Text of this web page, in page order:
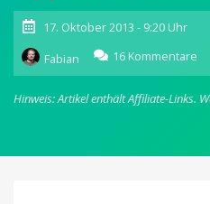
17. Oktober 2013 - 9:20 Uhr
Fabian
16 Kommentare
Hinweis: Artikel enthält Affiliate-Links.